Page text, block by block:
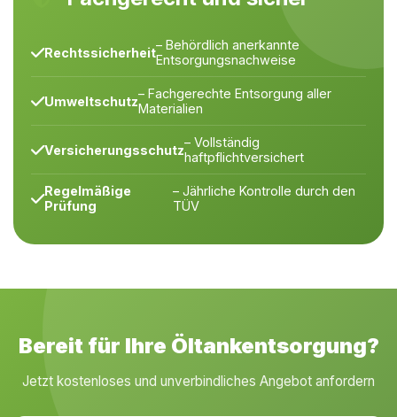
Rechtssicherheit– Behördlich anerkannte
Entsorgungsnachweise
Umweltschutz– Fachgerechte Entsorgung aller
Materialien
Versicherungsschutz– Vollständig
haftpflichtversichert
Regelmäßige
Prüfung
– Jährliche Kontrolle durch den
TÜV
Bereit für Ihre Öltankentsorgung?
Jetzt kostenloses und unverbindliches Angebot anfordern